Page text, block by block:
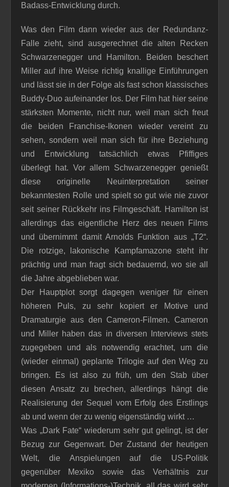
Badass-Entwicklung durch.
Was den Film dann wieder aus der Redundanz-
Falle zieht, sind ausgerechnet die alten Recken
Schwarzenegger und Hamilton. Beiden beschert
Miller auf ihre Weise richtig knallige Einführungen
und lässt sie in der Folge als fast schon klassisches
Buddy-Duo aufeinander los. Der Film hat hier seine
stärksten Momente, nicht nur, weil man sich freut
die beiden Franchise-Ikonen wieder vereint zu
sehen, sondern weil man sich für ihre Beziehung
und Entwicklung tatsächlich etwas Pfiffiges
überlegt hat. Vor allem Schwarzenegger genießt
diese originelle Neuinterpretation seiner
bekanntesten Rolle und spielt so gut wie nie zuvor
seit seiner Rückkehr ins Filmgeschäft. Hamilton ist
allerdings das eigentliche Herz des neuen Films
und übernimmt damit Arnolds Funktion aus „T2“.
Die rotzige, lakonische Kampfamazone steht ihr
prächtig und man fragt sich bedauernd, wo sie all
die Jahre abgeblieben war.
Der Hauptplot sorgt dagegen weniger für einen
höheren Puls, zu sehr kopiert er Motive und
Dramaturgie aus den Cameron-Filmen. Cameron
und Miller haben das in diversen Interviews stets
zugegeben und als notwendig erachtet, um die
(wieder einmal) geplante Trilogie auf den Weg zu
bringen. Es ist also zu früh, um den Stab über
diesen Ansatz zu brechen, allerdings hängt die
Realisierung der Sequel vom Erfolg des Erstlings
ab und wenn der zu wenig eigenständig wirkt …
Was „Dark Fate“ wiederum sehr gut gelingt, ist der
Bezug zur Gegenwart. Der Zustand der heutigen
Welt, die Anspielungen auf die US-Politik
gegenüber Mexiko sowie das Verhältnis zur